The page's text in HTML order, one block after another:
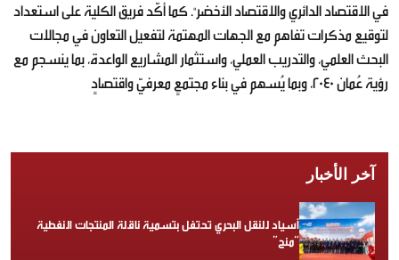
في الاقتصاد الدائري والاقتصاد الأخضر". كما أكّد فريق الكلية على استعداد
لتوقيع مذكرات تفاهم مع الجهات المهتمة لتفعيل التعاون في مجالات
البحث العلمي، والتدريب العملي، واستثمار المشاريع الواعدة، بما ينسجم مع
رؤية عُمان 2040، وبما يُسهم في بناء مجتمعٍ معرفيّ واقتصادٍ
آخر الأخبار
أسياد للنقل البحري تحتفل بتسمية ناقلة المنتجات النفطية
“منح”